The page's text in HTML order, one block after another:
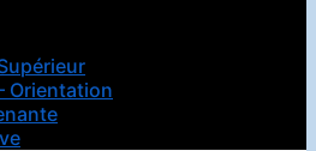
Orientation